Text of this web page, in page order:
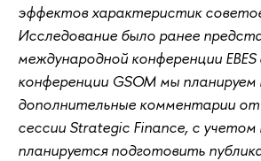
эффектов характеристик
Исследование было ранее
международной конференции
конференции GSOM мы планируем
дополнительные комментарии
сессии Strategic Finance, с
планируется подготовить